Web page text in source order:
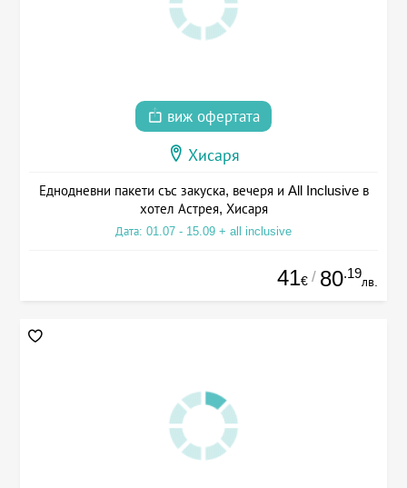
виж офертата
Хисаря
Еднодневни пакети със закуска, вечеря и All Inclusive в
хотел Астрея, Хисаря
Дата: 01.07 - 15.09 + all inclusive
41€ / 80.19
лв.